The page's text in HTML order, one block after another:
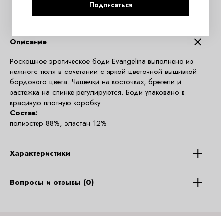
Описание
Роскошное эротическое боди Evangelina выполнено из
нежного тюля в сочетании с яркой цветочной вышивкой
бордового цвета. Чашечки на косточках, бретели и
застежка на спинке регулируются. Боди упаковано в
красивую плотную коробку.
Состав:
полиэстер 88%, эластан 12%
Характеристики
Вопросы и отзывы (0)
Подписаться